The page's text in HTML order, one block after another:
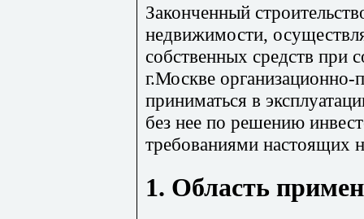
Законченный
недвижимости,
собственных средств при
г.Москве
приниматься в
без нее по решению
требованиями настоящих
1. Область